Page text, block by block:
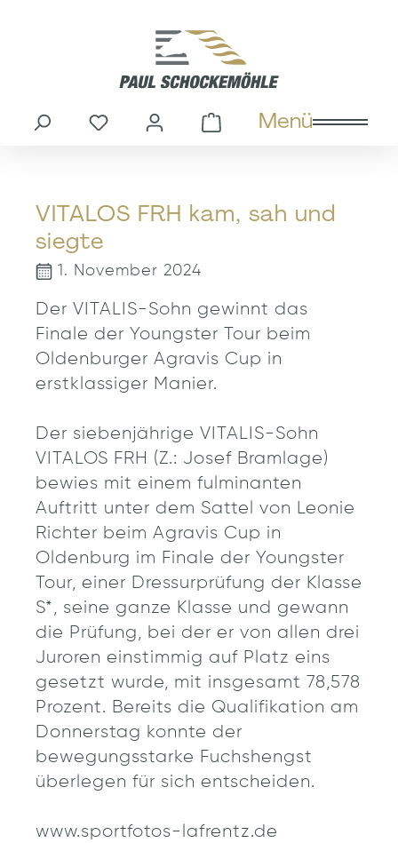
Menü
Du hast 0 Produkte auf dem
Warenkorb
VITALOS FRH kam, sah und
siegte
1. November 2024
Der VITALIS-Sohn gewinnt das
Finale der Youngster Tour beim
Oldenburger Agravis Cup in
erstklassiger Manier.
Der siebenjährige VITALIS-Sohn
VITALOS FRH (Z.: Josef Bramlage)
bewies mit einem fulminanten
Auftritt unter dem Sattel von Leonie
Richter beim Agravis Cup in
Oldenburg im Finale der Youngster
Tour, einer Dressurprüfung der Klasse
S*, seine ganze Klasse und gewann
die Prüfung, bei der er von allen drei
Juroren einstimmig auf Platz eins
gesetzt wurde, mit insgesamt 78,578
Prozent. Bereits die Qualifikation am
Donnerstag konnte der
bewegungsstarke Fuchshengst
überlegen für sich entscheiden.
www.sportfotos-lafrentz.de